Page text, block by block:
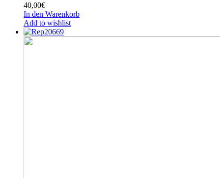
40,00€
In den Warenkorb
Add to wishlist